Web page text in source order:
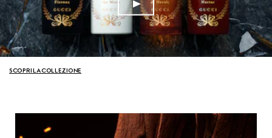
SCOPRI LA COLLEZIONE